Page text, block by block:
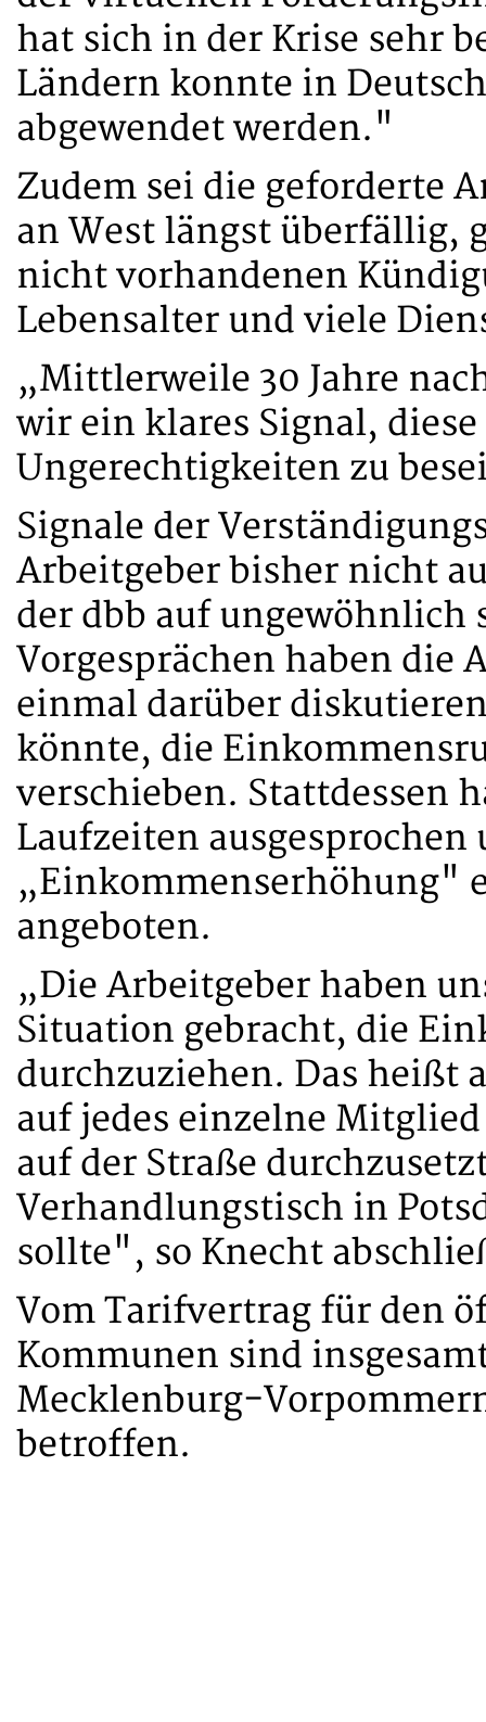
hat sich in der Krise sehr
Ländern konnte in
abgewendet werden."
Zudem sei die geforderte
an West längst überfällig,
nicht vorhandenen
Lebensalter und viele
„Mittlerweile 30 Jahre
wir ein klares Signal,
Ungerechtigkeiten zu
Signale der
Arbeitgeber bisher nicht
der dbb auf ungewöhnlich
Vorgesprächen haben die
einmal darüber
könnte, die
verschieben. Stattdessen
Laufzeiten
„Einkommenserhöhung"
angeboten.
„Die Arbeitgeber haben
Situation gebracht, die
durchzuziehen. Das heißt
auf jedes einzelne
auf der Straße
Verhandlungstisch in
sollte", so Knecht
Vom Tarifvertrag für den
Kommunen sind
Mecklenburg-
betroffen.